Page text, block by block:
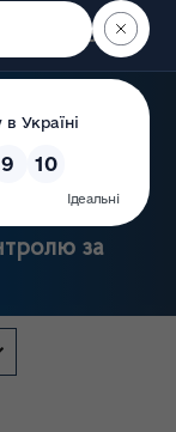
Пошук
за